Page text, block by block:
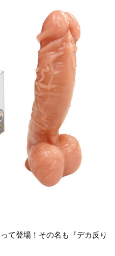
て登場！その名も『デカ反り